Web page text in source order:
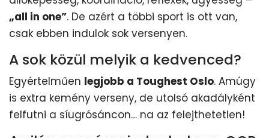
„all in one”. De azért a többi sport is ott van,
csak ebben indulok sok versenyen.
A sok közül melyik a kedvenced?
Egyértelműen legjobb a Toughest Oslo. Amúgy
is extra kemény verseny, de utolsó akadályként
felfutni a síugrósáncon… na az felejthetetlen!